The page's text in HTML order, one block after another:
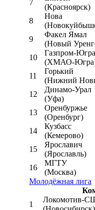
7
(Красноярск)
8
Нова
9
Факел Ямал
(Новый
10
Газпром-Югра
(ХМАО-
11
Горький
(Нижний
12
Динамо-Урал
(Уфа)
13
Оренбуржье
(Оренбург)
14
Кузбасс
(Кемерово)
15
Ярославич
(Ярославль)
16
МГТУ
(Москва)
Молодёжная лига
1
Локомотив-